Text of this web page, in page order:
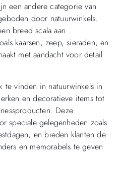
een andere categorie van
door natuurwinkels.
breed scala aan
kaarsen, zeep, sieraden, en
met aandacht voor detail
te vinden in natuurwinkels in
en decoratieve items tot
Deze
speciale gelegenheden zoals
en bieden klanten de
en memorabels te geven